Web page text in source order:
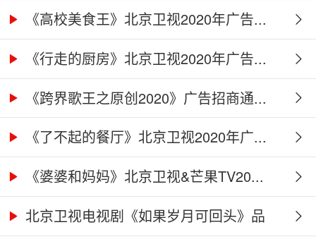
《高校美食王》北京卫视2020年广告...
《行走的厨房》北京卫视2020年广告...
《跨界歌王之原创2020》广告招商通...
《了不起的餐厅》北京卫视2020年广...
《婆婆和妈妈》北京卫视&芒果TV20...
北京卫视电视剧《如果岁月可回头》品